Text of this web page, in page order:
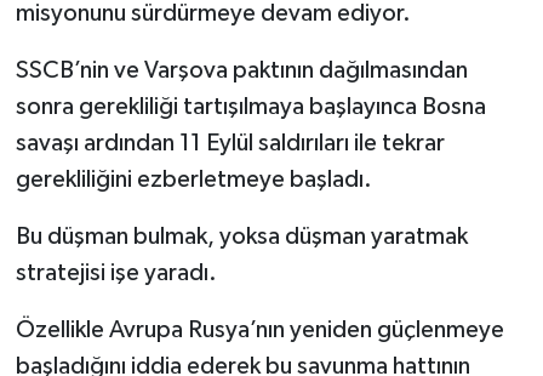
misyonunu sürdürmeye devam ediyor.
SSCB’nin ve Varşova paktının dağılmasından
sonra gerekliliği tartışılmaya başlayınca Bosna
savaşı ardından 11 Eylül saldırıları ile tekrar
gerekliliğini ezberletmeye başladı.
Bu düşman bulmak, yoksa düşman yaratmak
stratejisi işe yaradı.
Özellikle Avrupa Rusya’nın yeniden güçlenmeye
başladığını iddia ederek bu savunma hattının